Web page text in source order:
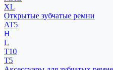
XL
Открытые зубчатые ремни
AT5
H
L
T10
T5